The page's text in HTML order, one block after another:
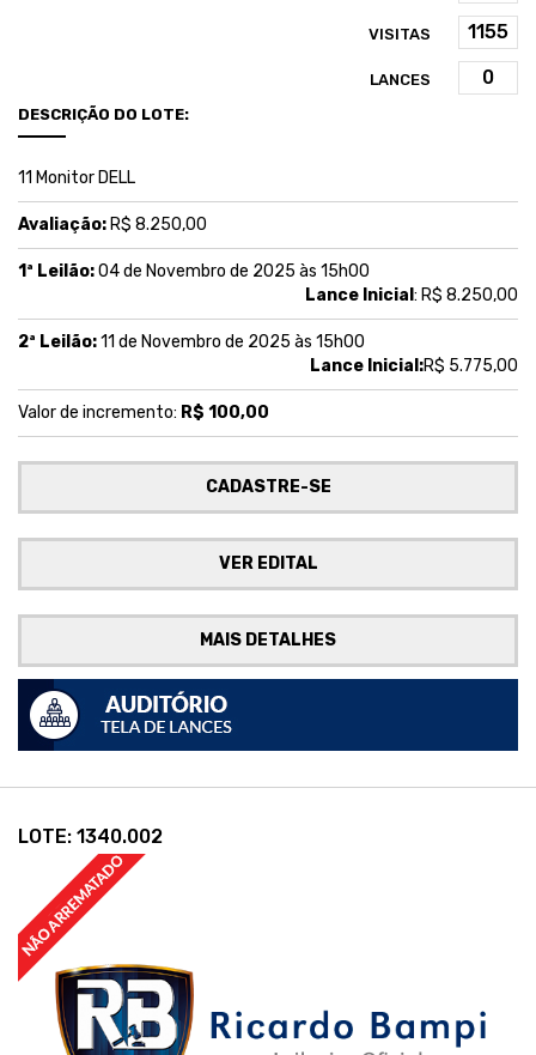
VISITAS
LANCES
DESCRIÇÃO DO LOTE:
11 Monitor DELL
Avaliação: R$ 8.250,00
1ª Leilão:04 de Novembro de 2025 às 15h00
Lance Inicial : R$ 8.250,00
2ª Leilão:11 de Novembro de 2025 às 15h00
Lance Inicial:R$ 5.775,00
Valor de incremento: R$ 100,00
CADASTRE-SE
VER EDITAL
MAIS DETALHES
LOTE: 1340.002